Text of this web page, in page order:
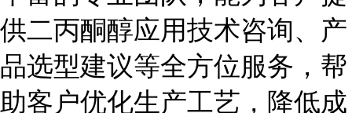
供二丙酮醇应用技术咨询、产
品选型建议等全方位服务，帮
助客户优化生产工艺，降低成